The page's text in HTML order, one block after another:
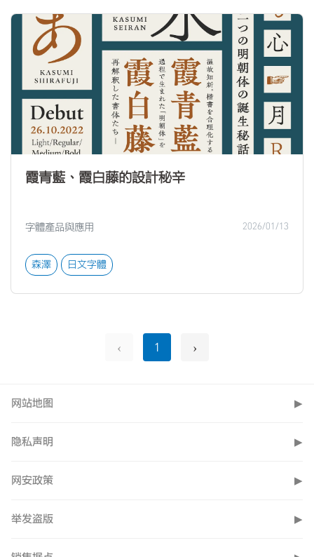
霞青藍、霞白藤的設計秘辛
字體產品與應用 2026/01/13
森澤 日文字體
‹ 1 ›
网站地图 ▶
隐私声明 ▶
网安政策 ▶
举发盗版 ▶